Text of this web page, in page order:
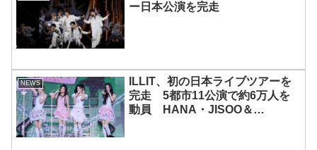
ー日本公演を完走
NEWS
ILLIT、初の日本ライブツアーを
完走 5都市11公演で約6万人を
動員 HANA・JISOO＆